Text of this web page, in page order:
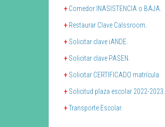
+ Comedor INASISTENCIA o BAJA.
+ Restaurar Clave Calssroom.
+ Solicitar clave iANDE.
+ Solicitar clave PASEN.
+ Solicitar CERTIFICADO matrícula.
+ Solicitud plaza escolar 2022-2023.
+Transporte Escolar.